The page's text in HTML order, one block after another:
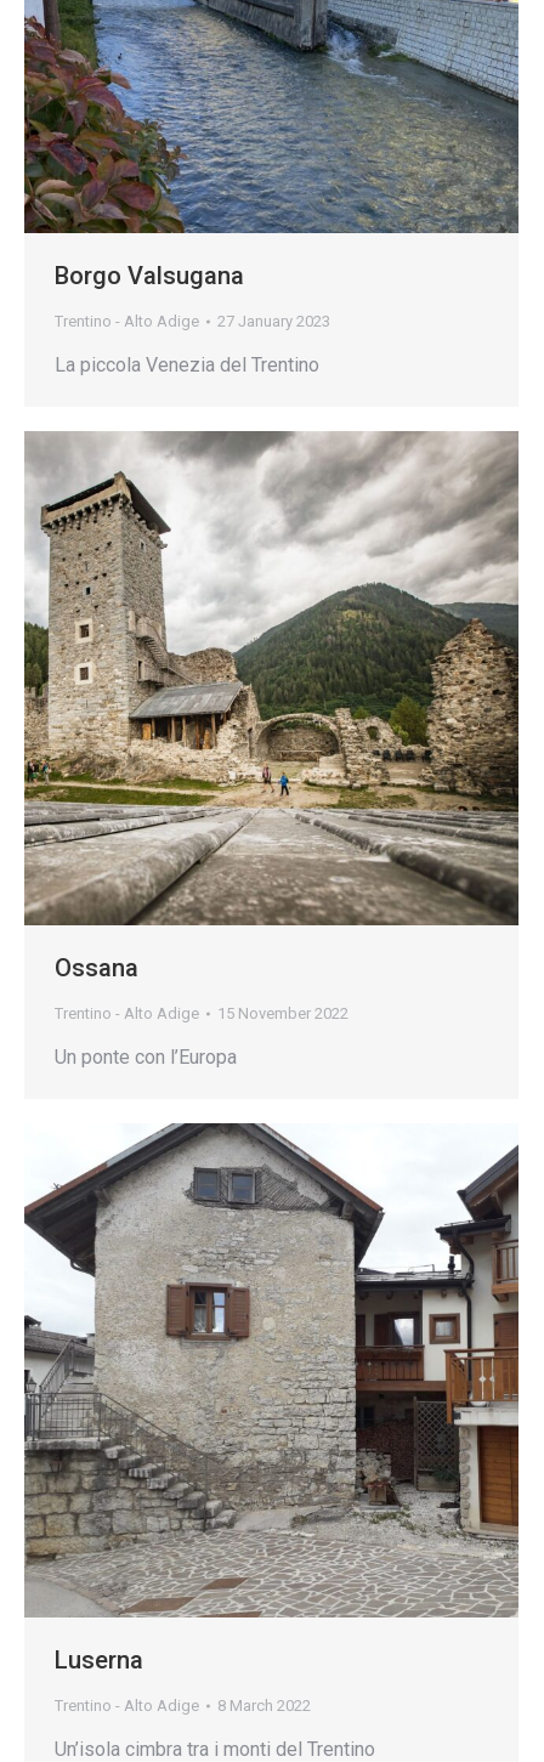
Borgo Valsugana
Trentino - Alto Adige 27 January 2023
La piccola Venezia del Trentino
Ossana
Trentino - Alto Adige 15 November 2022
Un ponte con l’Europa
Luserna
Trentino - Alto Adige 8 March 2022
Un’isola cimbra tra i monti del Trentino